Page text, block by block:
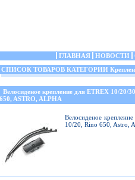
ГЛАВНАЯ НОВОСТИ
СПИСОК ТОВАРОВ КАТЕГОРИИ
Велосиденое крепление для ETREX 10/
650, ASTRO, ALPHA
Велосиденое
10/20, Rino 650, Astro,